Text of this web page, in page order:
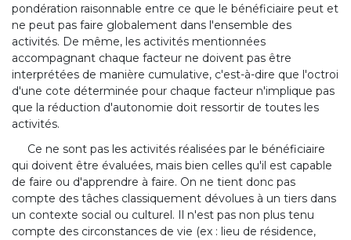
pondération raisonnable entre ce que le bénéficiaire peut et
ne peut pas faire globalement dans l'ensemble des
activités. De même, les activités mentionnées
accompagnant chaque facteur ne doivent pas être
interprétées de manière cumulative, c'est-à-dire que l'octroi
d'une cote déterminée pour chaque facteur n'implique pas
que la réduction d'autonomie doit ressortir de toutes les
activités.
Ce ne sont pas les activités réalisées par le bénéficiaire
qui doivent être évaluées, mais bien celles qu'il est capable
de faire ou d'apprendre à faire. On ne tient donc pas
compte des tâches classiquement dévolues à un tiers dans
un contexte social ou culturel. Il n'est pas non plus tenu
compte des circonstances de vie (ex : lieu de résidence,